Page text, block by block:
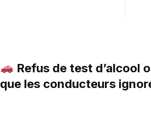
Refus de test d’alcool
que les conducteurs